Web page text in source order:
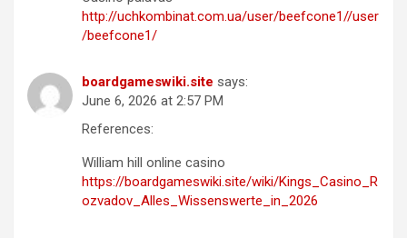
http://uchkombinat.com.ua/user/beefcone1//user
/beefcone1/
boardgameswiki.site says:
June 6, 2026 at 2:57 PM
References:
William hill online casino
https://boardgameswiki.site/wiki/Kings_Casino_R
ozvadov_Alles_Wissenswerte_in_2026